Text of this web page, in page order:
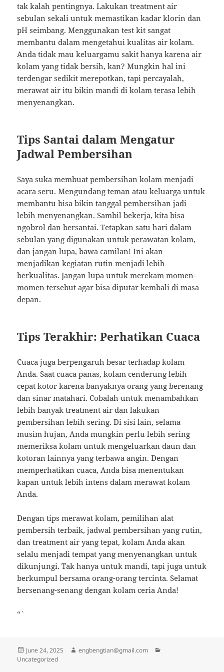
tak kalah pentingnya. Lakukan treatment air
sebulan sekali untuk memastikan kadar klorin dan
pH seimbang. Menggunakan test kit sangat
membantu dalam mengetahui kualitas air kolam.
Anda tidak mau keluargamu sakit hanya karena air
kolam yang tidak bersih, kan? Mungkin hal ini
terdengar sedikit merepotkan, tapi percayalah,
merawat air itu bikin mandi di kolam terasa lebih
menyenangkan.
Tips Santai dalam Mengatur
Jadwal Pembersihan
Saya suka membuat pembersihan kolam menjadi
acara seru. Mengundang teman atau keluarga untuk
membantu bisa bikin tanggal pembersihan jadi
lebih menyenangkan. Sambil bekerja, kita bisa
ngobrol dan bersantai. Tetapkan satu hari dalam
sebulan yang digunakan untuk perawatan kolam,
dan jangan lupa, bawa camilan! Ini akan
menjadikan kegiatan rutin menjadi lebih
berkualitas. Jangan lupa untuk merekam momen-
momen tersebut agar bisa diputar kembali di masa
depan.
Tips Terakhir: Perhatikan Cuaca
Cuaca juga berpengaruh besar terhadap kolam
Anda. Saat cuaca panas, kolam cenderung lebih
cepat kotor karena banyaknya orang yang berenang
dan sinar matahari. Cobalah untuk menambahkan
lebih banyak treatment air dan lakukan
pembersihan lebih sering. Di sisi lain, selama
musim hujan, Anda mungkin perlu lebih sering
memeriksa kolam untuk mengeluarkan daun dan
kotoran lainnya yang terbawa angin. Dengan
memperhatikan cuaca, Anda bisa menentukan
kapan untuk lebih intens dalam merawat kolam
Anda.
Dengan tips merawat kolam, pemilihan alat
pembersih terbaik, jadwal pembersihan yang rutin,
dan treatment air yang tepat, kolam Anda akan
selalu menjadi tempat yang menyenangkan untuk
dikunjungi. Tak hanya untuk mandi, tapi juga untuk
berkumpul bersama orang-orang tercinta. Selamat
bersenang-senang dengan kolam ceria Anda!
“`
Posted
on
June 24, 2025 Author
engbengtian@gmail.com
Uncategorized